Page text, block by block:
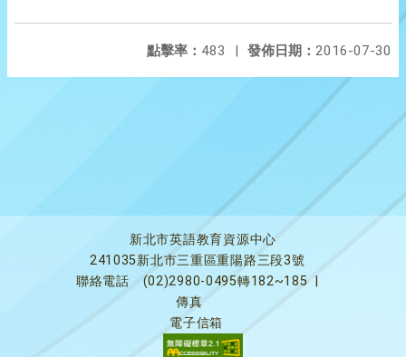
發佈日期： 2016-07-30
點擊率： 483 |
新北市英語教育資源中心
241035新北市三重區重陽路三段3號
聯絡電話
(02)2980-0495轉182~185
傳真
電子信箱